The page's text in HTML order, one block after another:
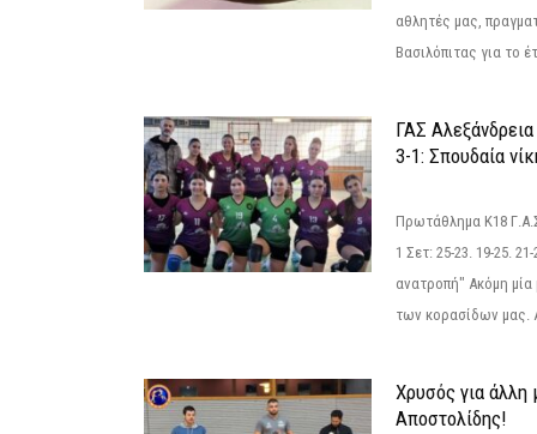
αθλητές μας,
Βασιλόπιτας για το
ΓΑΣ
3-1: Σπουδαία
Πρωτάθλημα Κ18
1 Σετ: 25-23. 19-25.
ανατροπή" Ακόμη μία
των κορασίδων μας.
Χρυσός για άλλη
Αποστολίδης!